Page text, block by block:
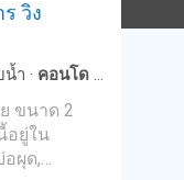
น และ
รกในยาม
เป็นจุดเด่น
รให้อยู่ใน
งอำนวย
Infinity
รื่องปรับ
.)3 ห้อง
บ Fully
งดูดควัน ชุด
ผ้า ชั้นวาง
ข้างลงตัว
รูปแบบและ
ย 68-86
โครงการ-
รถ- ระบบ
เดินทาง-
ยนต์ส่วน
รษณีย์สาขา
วิง
น้ำ · คอนโด ·
ผสาน
ลวิดีโอ
ขนาด 2
อยู่ใน
ผุด,